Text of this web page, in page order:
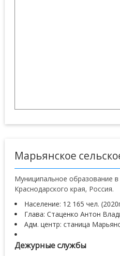
Марьянское
Муниципальное образование
Краснодарского края, Россия.
Население: 12 165 чел.
Глава: Стаценко Антон
Адм. центр: станица
Дежурные службы